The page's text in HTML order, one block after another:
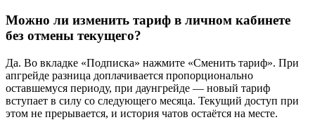
Можно ли изменить тариф в личном кабинете
без отмены текущего?
Да. Во вкладке «Подписка» нажмите «Сменить тариф». При
апгрейде разница доплачивается пропорционально
оставшемуся периоду, при даунгрейде — новый тариф
вступает в силу со следующего месяца. Текущий доступ при
этом не прерывается, и история чатов остаётся на месте.